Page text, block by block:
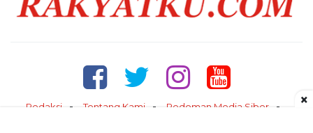
Redaksi Tentang Kami
Pedoman Media Siber
×